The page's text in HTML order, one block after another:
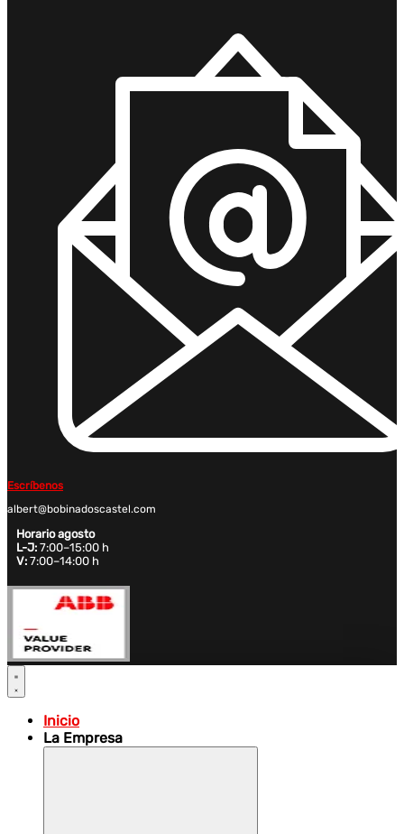
Escríbenos
albert@bobinadoscastel.com
Horario agosto
L-J: 7:00–15:00 h
V: 7:00–14:00 h
Inicio
La Empresa